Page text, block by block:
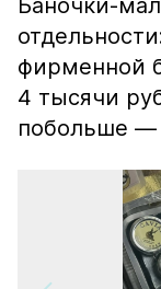
Баночки-
фирменной
4 тысячи
побольше —